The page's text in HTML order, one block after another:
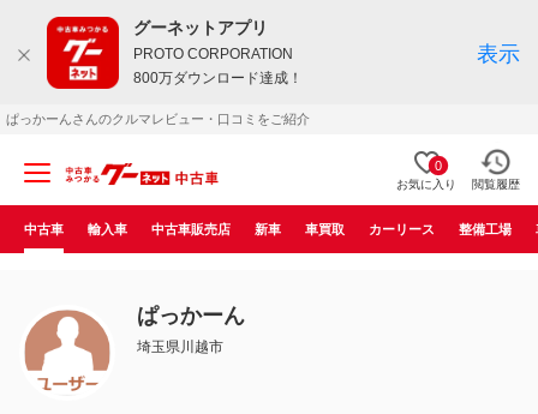
グーネットアプリ
PROTO CORPORATION
800万ダウンロード達成！
表示
ぱっかーんさんのクルマレビュー・口コミをご紹介
0
お気に入り 閲覧履歴
中古車 輸入車 中古車販売店 新車 車買取 カーリース 整備工場
ぱっかーん
埼玉県川越市